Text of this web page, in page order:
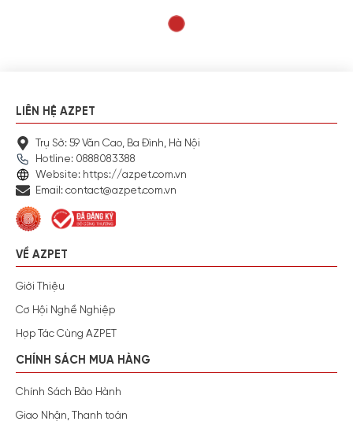
LIÊN HỆ AZPET
Trụ Sở: 59 Văn Cao, Ba Đình, Hà Nội
Hotline: 0888083388
Website: https://azpet.com.vn
Email: contact@azpet.com.vn
VỀ AZPET
Giới Thiệu
Cơ Hội Nghề Nghiệp
Hợp Tác Cùng AZPET
CHÍNH SÁCH MUA HÀNG
Chính Sách Bảo Hành
Giao Nhận, Thanh toán